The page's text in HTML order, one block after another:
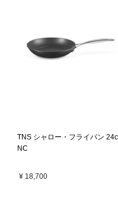
TNS シャロー・フライパン
NC
¥ 18,700